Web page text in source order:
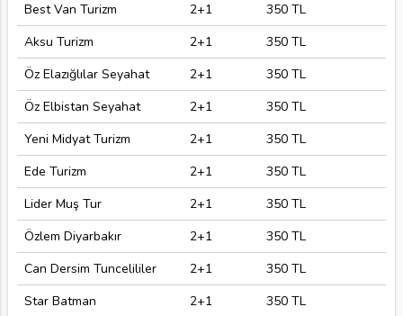
Best Van Turizm
2+1
350 TL
Aksu Turizm
2+1
350 TL
Öz Elazığlılar Seyahat
2+1
350 TL
Öz Elbistan Seyahat
2+1
350 TL
Yeni Midyat Turizm
2+1
350 TL
Ede Turizm
2+1
350 TL
Lider Muş Tur
2+1
350 TL
Özlem Diyarbakır
2+1
350 TL
Can Dersim Tuncelililer
2+1
350 TL
Star Batman
2+1
350 TL